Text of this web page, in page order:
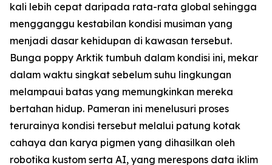
kali lebih cepat daripada rata-rata global sehingga
mengganggu kestabilan kondisi musiman yang
menjadi dasar kehidupan di kawasan tersebut.
Bunga poppy Arktik tumbuh dalam kondisi ini, mekar
dalam waktu singkat sebelum suhu lingkungan
melampaui batas yang memungkinkan mereka
bertahan hidup. Pameran ini menelusuri proses
terurainya kondisi tersebut melalui patung kotak
cahaya dan karya pigmen yang dihasilkan oleh
robotika kustom serta AI, yang merespons data iklim